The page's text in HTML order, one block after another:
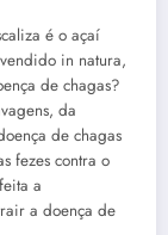
é o açaí
in natura,
de chagas?
da
de chagas
fezes contra o
a
a doença de